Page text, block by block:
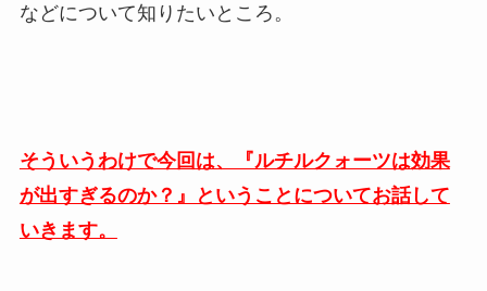
などについて知りたいところ。
そういうわけで今回は、『ルチルクォーツは効果
が出すぎるのか？』ということについてお話して
いきます。